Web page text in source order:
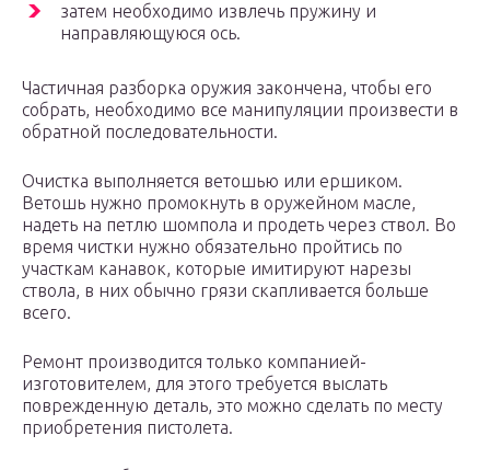
затем необходимо извлечь пружину и
направляющуюся ось.
Частичная разборка оружия закончена, чтобы его
собрать, необходимо все манипуляции произвести в
обратной последовательности.
Очистка выполняется ветошью или ершиком.
Ветошь нужно промокнуть в оружейном масле,
надеть на петлю шомпола и продеть через ствол. Во
время чистки нужно обязательно пройтись по
участкам канавок, которые имитируют нарезы
ствола, в них обычно грязи скапливается больше
всего.
Ремонт производится только компанией-
изготовителем, для этого требуется выслать
поврежденную деталь, это можно сделать по месту
приобретения пистолета.